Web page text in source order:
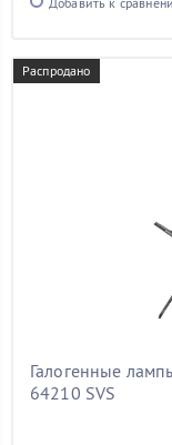
Распродано
Галогенные
64210 SVS